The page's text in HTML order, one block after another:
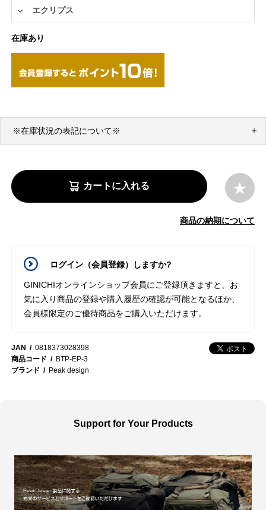
在庫あり
※在庫状況の表記について※
カートに入れる
商品の納期について
ログイン（会員登録）しますか?
GINICHIオンラインショップ会員にご登録頂きますと、お
気に入り商品の登録や購入履歴の確認が可能となるほか、
会員様限定のご優待商品をご購入いただけます。
JAN
0818373028398
商品コード
BTP-EP-3
ブランド
Peak design
Support for Your Products